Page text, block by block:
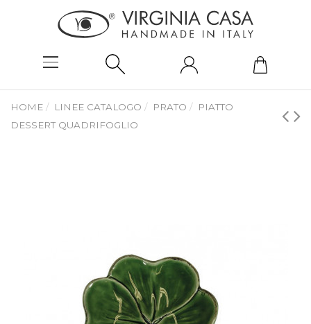
HOME LINEE CATALOGO PRATO
PIATTO
DESSERT QUADRIFOGLIO